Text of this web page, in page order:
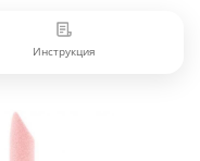
Инструкция